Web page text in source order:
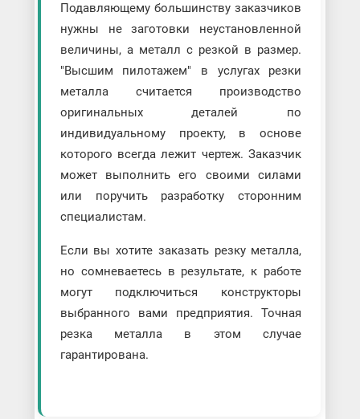
Подавляющему большинству заказчиков
нужны не заготовки неустановленной
величины, а металл с резкой в размер.
"Высшим пилотажем" в услугах резки
металла считается производство
оригинальных деталей по
индивидуальному проекту, в основе
которого всегда лежит чертеж. Заказчик
может выполнить его своими силами
или поручить разработку сторонним
специалистам.
Если вы хотите заказать резку металла,
но сомневаетесь в результате, к работе
могут подключиться конструкторы
выбранного вами предприятия. Точная
резка металла в этом случае
гарантирована.